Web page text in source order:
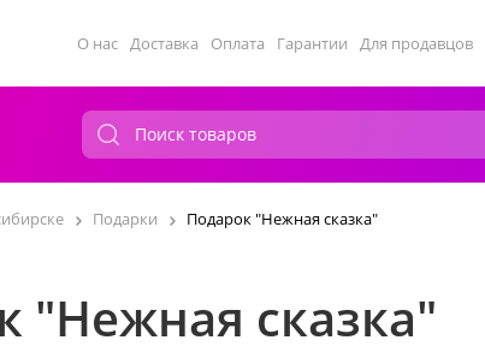
О нас Доставка Оплата Гарантии Для продавцов
Подарки Подарок "Нежная сказка"
"Нежная сказка"